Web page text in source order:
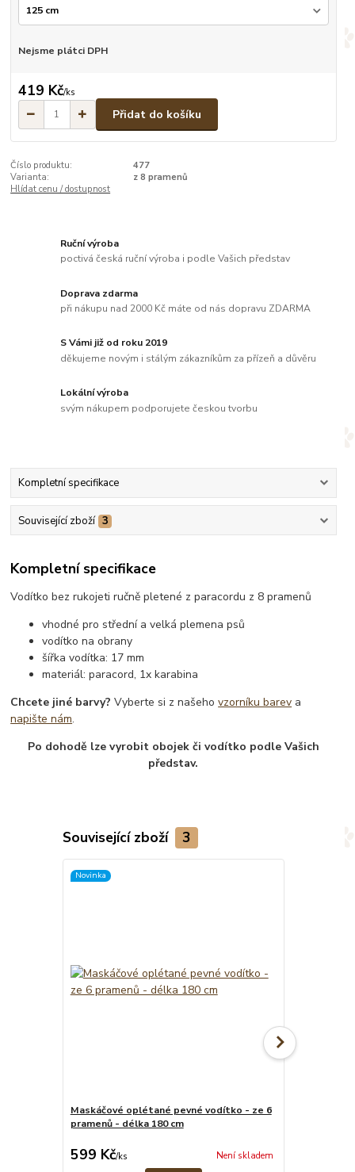
Nejsme plátci DPH
419 Kč/ks
Přidat do košíku
Číslo produktu:
477
Varianta:
z 8 pramenů
Hlídat cenu / dostupnost
Ruční výroba
poctivá česká ruční výroba i podle Vašich představ
Doprava zdarma
při nákupu nad 2000 Kč máte od nás dopravu ZDARMA
S Vámi již od roku 2019
děkujeme novým i stálým zákazníkům za přízeň a důvěru
Lokální výroba
svým nákupem podporujete českou tvorbu
Kompletní specifikace
Související zboží 3
Kompletní specifikace
Vodítko bez rukojeti ručně pletené z paracordu z 8 pramenů
vhodné pro střední a velká plemena psů
vodítko na obrany
šířka vodítka: 17 mm
materiál: paracord, 1x karabina
Chcete jiné barvy? Vyberte si z našehovzorníku barev a
napište nám.
Po dohodě lze vyrobit obojek či vodítko podle Vašich
představ.
Související zboží 3
Novinka
Maskáčové oplétané pevné vodítko - ze 6
pramenů - délka 180 cm
599 Kč/ks Není skladem